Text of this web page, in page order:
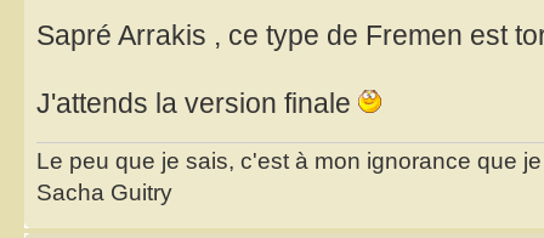
Sapré Arrakis , ce type de Fremen est
J'attends la version finale
Le peu que je sais, c'est à mon ignorance que
Sacha Guitry